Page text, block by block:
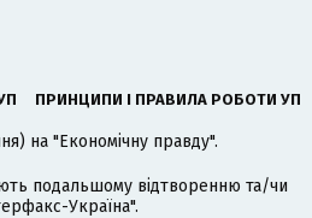
ПРИНЦИПИ І ПРАВИЛА РОБОТИ УП
на "Економічну правду".
подальшому відтворенню та/чи
Україна".